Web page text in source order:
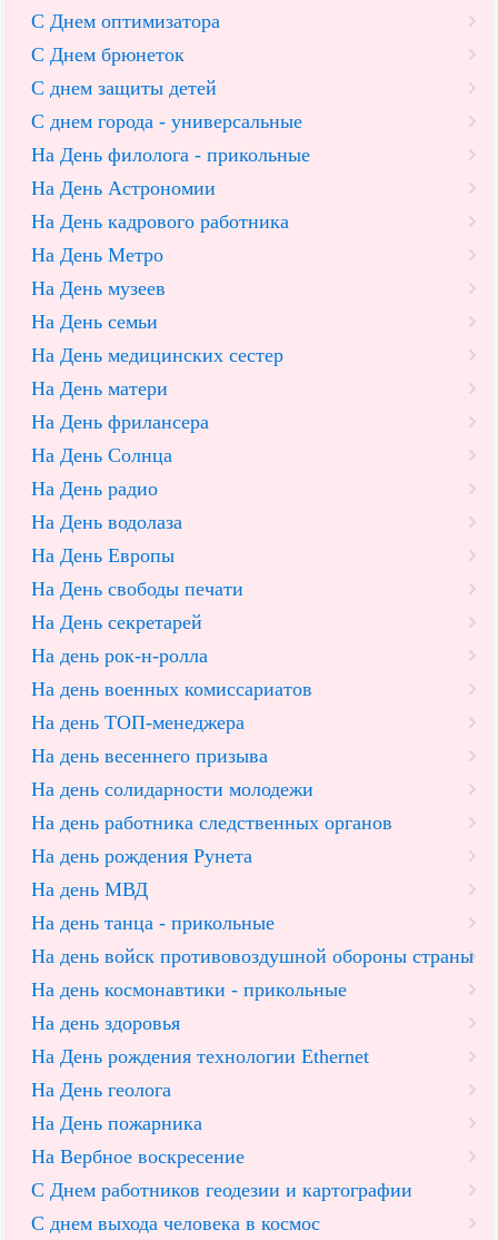
С Днем оптимизатора
С Днем брюнеток
С днем защиты детей
С днем города - универсальные
На День филолога - прикольные
На День Астрономии
На День кадрового работника
На День Метро
На День музеев
На День семьи
На День медицинских сестер
На День матери
На День фрилансера
На День Солнца
На День радио
На День водолаза
На День Европы
На День свободы печати
На День секретарей
На день рок-н-ролла
На день военных комиссариатов
На день ТОП-менеджера
На день весеннего призыва
На день солидарности молодежи
На день работника следственных органов
На день рождения Рунета
На день МВД
На день танца - прикольные
На день войск противовоздушной обороны страны
На день космонавтики - прикольные
На день здоровья
На День рождения технологии Ethernet
На День геолога
На День пожарника
На Вербное воскресение
С Днем работников геодезии и картографии
С днем выхода человека в космос